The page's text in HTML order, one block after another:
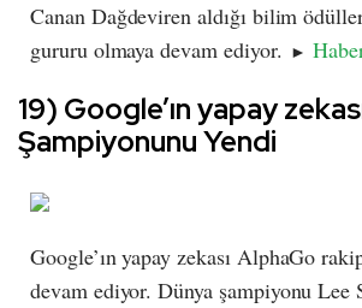
Canan Dağdeviren aldığı bilim
gururu olmaya devam ediyor. ►
19) Google’ın yapay
Şampiyonunu Yendi
Google’ın yapay zekası AlphaGo
devam ediyor. Dünya şampiyonu Lee